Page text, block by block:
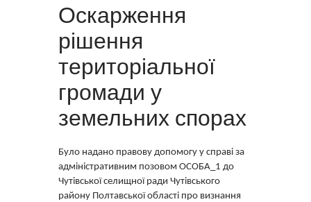
Оскарження
рішення
територіальної
громади у
земельних спорах
Було надано правову допомогу у справі за
адміністративним позовом ОСОБА_1 до
Чутівської селищної ради Чутівського
району Полтавської області про визнання